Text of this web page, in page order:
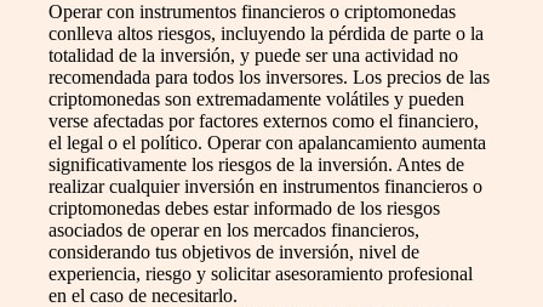
Operar con instrumentos financieros o criptomonedas
conlleva altos riesgos, incluyendo la pérdida de parte o la
totalidad de la inversión, y puede ser una actividad no
recomendada para todos los inversores. Los precios de las
criptomonedas son extremadamente volátiles y pueden
verse afectadas por factores externos como el financiero,
el legal o el político. Operar con apalancamiento aumenta
significativamente los riesgos de la inversión. Antes de
realizar cualquier inversión en instrumentos financieros o
criptomonedas debes estar informado de los riesgos
asociados de operar en los mercados financieros,
considerando tus objetivos de inversión, nivel de
experiencia, riesgo y solicitar asesoramiento profesional
en el caso de necesitarlo.